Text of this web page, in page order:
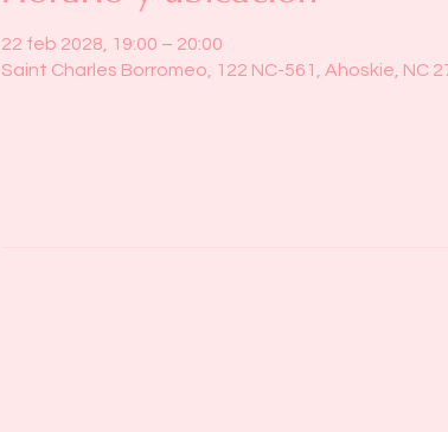
22 feb 2028, 19:00 – 20:00
Saint Charles Borromeo, 122 NC-561, Ahoskie, NC